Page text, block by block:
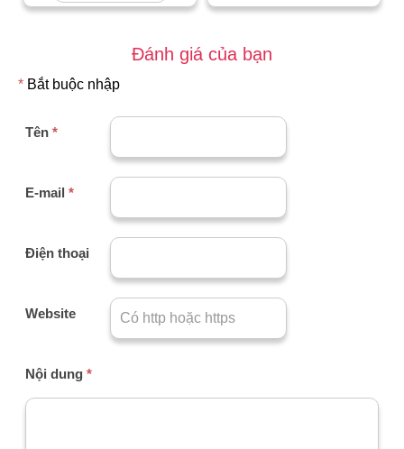
Đánh giá của bạn
* Bắt buộc nhập
Tên *
E-mail *
Điện thoại
Website
Nội dung *